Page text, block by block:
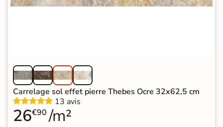
Carrelage sol effet pierre Thebes Ocre 32x62,5 cm
13 avis
26€90 /m²